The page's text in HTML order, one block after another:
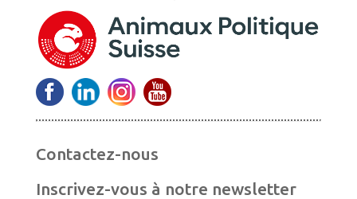
Contactez-nous
Inscrivez-vous à notre newsletter